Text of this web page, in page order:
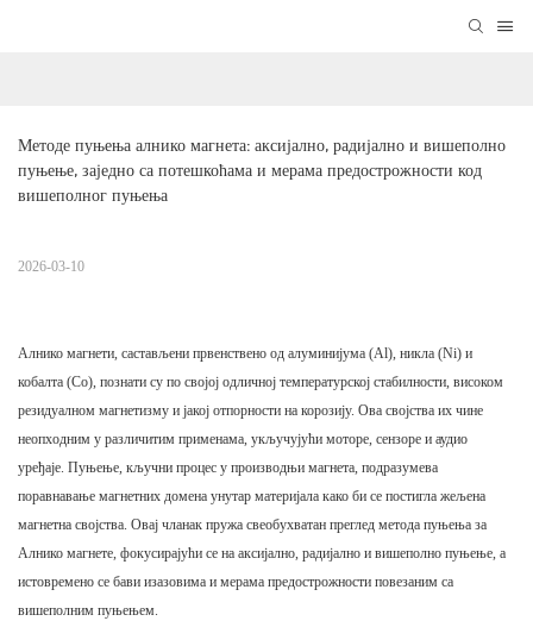
Методе пуњења алнико магнета: аксијално, радијално и вишеполно
пуњење, заједно са потешкоћама и мерама предострожности код
вишеполног пуњења
2026-03-10
Алнико магнети, састављени првенствено од алуминијума (Al), никла (Ni) и
кобалта (Co), познати су по својој одличној температурској стабилности, високом
резидуалном магнетизму и јакој отпорности на корозију. Ова својства их чине
неопходним у различитим применама, укључујући моторе, сензоре и аудио
уређаје. Пуњење, кључни процес у производњи магнета, подразумева
поравнавање магнетних домена унутар материјала како би се постигла жељена
магнетна својства. Овај чланак пружа свеобухватан преглед метода пуњења за
Алнико магнете, фокусирајући се на аксијално, радијално и вишеполно пуњење, а
истовремено се бави изазовима и мерама предострожности повезаним са
вишеполним пуњењем.